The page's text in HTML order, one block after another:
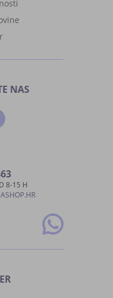
NAS
8-15 H